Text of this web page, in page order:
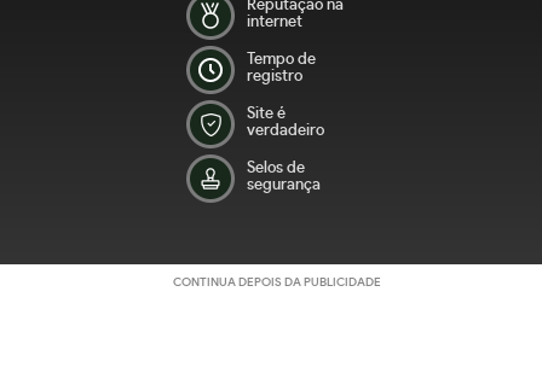
Reputação na
internet
Tempo de
registro
Site é
verdadeiro
Selos de
segurança
CONTINUA DEPOIS DA PUBLICIDADE